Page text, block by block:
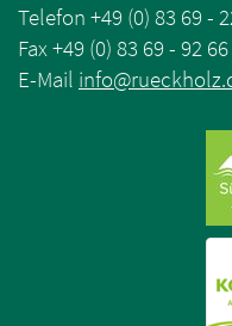
Telefon +49 (0) 83 69 -
Fax +49 (0) 83 69 - 92
E-Mail info@rueckholz.